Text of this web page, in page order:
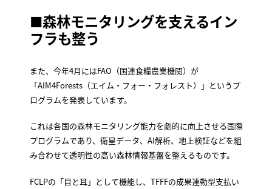
■森林モニタリングを支えるイン
フラも整う
また、今年4月にはFAO（国連食糧農業機関）が
「AIM4Forests（エイム・フォー・フォレスト）」というプ
ログラムを発表しています。
これは各国の森林モニタリング能力を劇的に向上させる国際
プログラムであり、衛星データ、AI解析、地上検証などを組
み合わせて透明性の高い森林情報基盤を整えるものです。
FCLPの「目と耳」として機能し、TFFFの成果連動型支払い